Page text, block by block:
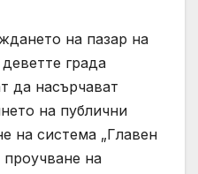
на пазар на
града
да насърчават
на публични
на система „Главен
на